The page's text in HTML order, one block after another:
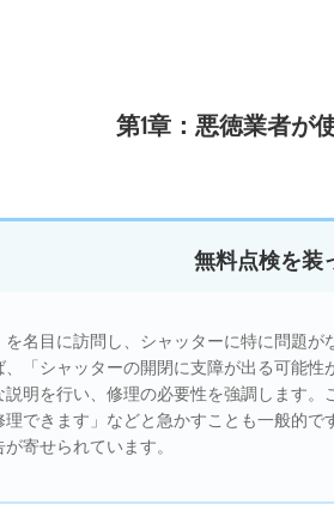
第1章：悪徳業者が
無料点検を装
を名目に訪問し、シャッターに特に問題
、「シャッターの開閉に支障が出る可能
説明を行い、修理の必要性を強調します
理できます」などと急かすことも一般的
寄せられています。